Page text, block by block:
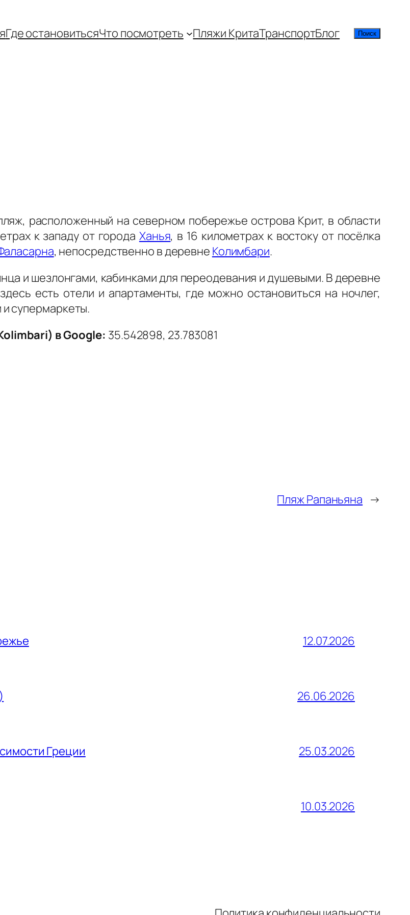
Где остановитьсяЧто посмотреть Пляжи КритаТранспортБлог Поиск
Поиск
расположенный на северном побережье острова Крит, в области
к западу от города Ханья, в 16 километрах к востоку от посёлка
, непосредственно в деревне Колимбари.
и шезлонгами, кабинками для переодевания и душевыми. В деревне
есть отели и апартаменты, где можно остановиться на ночлег,
супермаркеты.
в Google: 35.542898, 23.783081
Пляж Рапаньяна →
12.07.2026
26.06.2026
Греции 25.03.2026
10.03.2026